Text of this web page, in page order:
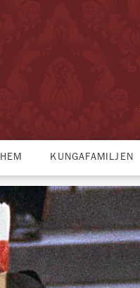
HEM KUNGAFAMILJEN